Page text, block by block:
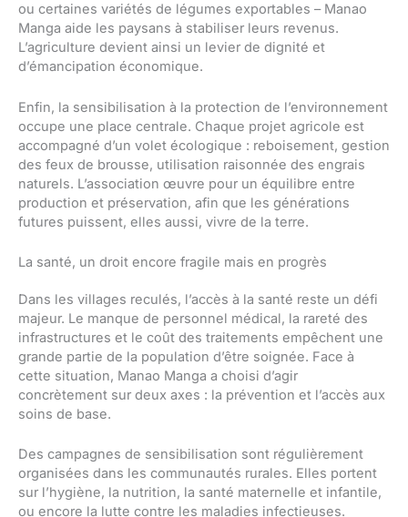
ou certaines variétés de légumes exportables – Manao
Manga aide les paysans à stabiliser leurs revenus.
L’agriculture devient ainsi un levier de dignité et
d’émancipation économique.
Enfin, la sensibilisation à la protection de l’environnement
occupe une place centrale. Chaque projet agricole est
accompagné d’un volet écologique : reboisement, gestion
des feux de brousse, utilisation raisonnée des engrais
naturels. L’association œuvre pour un équilibre entre
production et préservation, afin que les générations
futures puissent, elles aussi, vivre de la terre.
La santé, un droit encore fragile mais en progrès
Dans les villages reculés, l’accès à la santé reste un défi
majeur. Le manque de personnel médical, la rareté des
infrastructures et le coût des traitements empêchent une
grande partie de la population d’être soignée. Face à
cette situation, Manao Manga a choisi d’agir
concrètement sur deux axes : la prévention et l’accès aux
soins de base.
Des campagnes de sensibilisation sont régulièrement
organisées dans les communautés rurales. Elles portent
sur l’hygiène, la nutrition, la santé maternelle et infantile,
ou encore la lutte contre les maladies infectieuses.